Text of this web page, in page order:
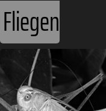
Fliegen